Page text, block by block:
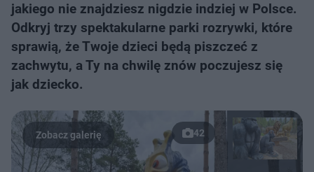
jakiego nie znajdziesz nigdzie indziej w Polsce.
Odkryj trzy spektakularne parki rozrywki, które
sprawią, że Twoje dzieci będą piszczeć z
zachwytu, a Ty na chwilę znów poczujesz się
jak dziecko.
42